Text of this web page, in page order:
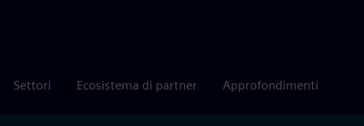
Settori Ecosistema di partner Approfondimenti